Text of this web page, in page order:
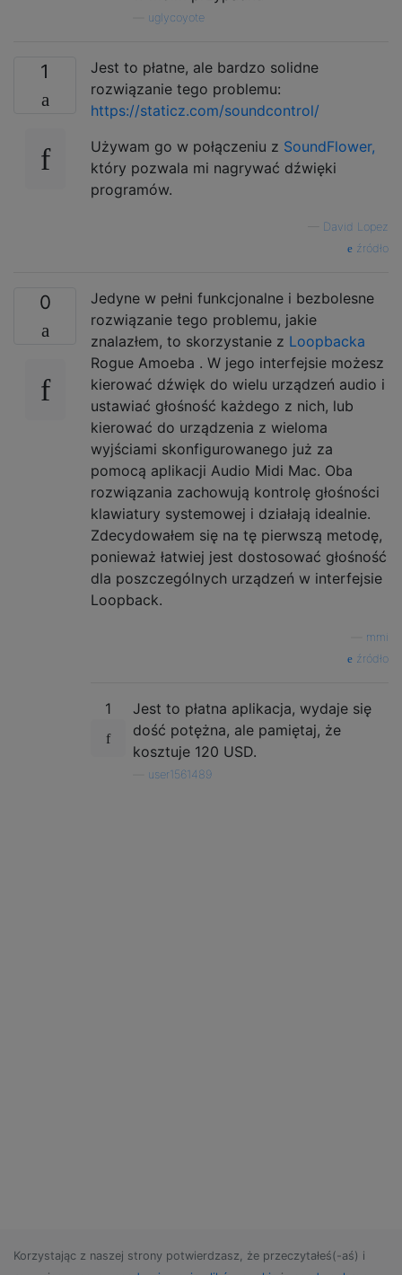
uglycoyote
1
Jest to płatne, ale bardzo solidne
rozwiązanie tego problemu:
https://staticz.com/soundcontrol/
Używam go w połączeniu z SoundFlower,
który pozwala mi nagrywać dźwięki
programów.
David Lopez
źródło
0
Jedyne w pełni funkcjonalne i bezbolesne
rozwiązanie tego problemu, jakie
znalazłem, to skorzystanie z Loopbacka
Rogue Amoeba . W jego interfejsie możesz
kierować dźwięk do wielu urządzeń audio i
ustawiać głośność każdego z nich, lub
kierować do urządzenia z wieloma
wyjściami skonfigurowanego już za
pomocą aplikacji Audio Midi Mac. Oba
rozwiązania zachowują kontrolę głośności
klawiatury systemowej i działają idealnie.
Zdecydowałem się na tę pierwszą metodę,
ponieważ łatwiej jest dostosować głośność
dla poszczególnych urządzeń w interfejsie
Loopback.
mmi
źródło
1
Jest to płatna aplikacja, wydaje się
dość potężna, ale pamiętaj, że
kosztuje 120 USD.
user1561489
Korzystając z naszej strony potwierdzasz, że przeczytałeś(-aś) i